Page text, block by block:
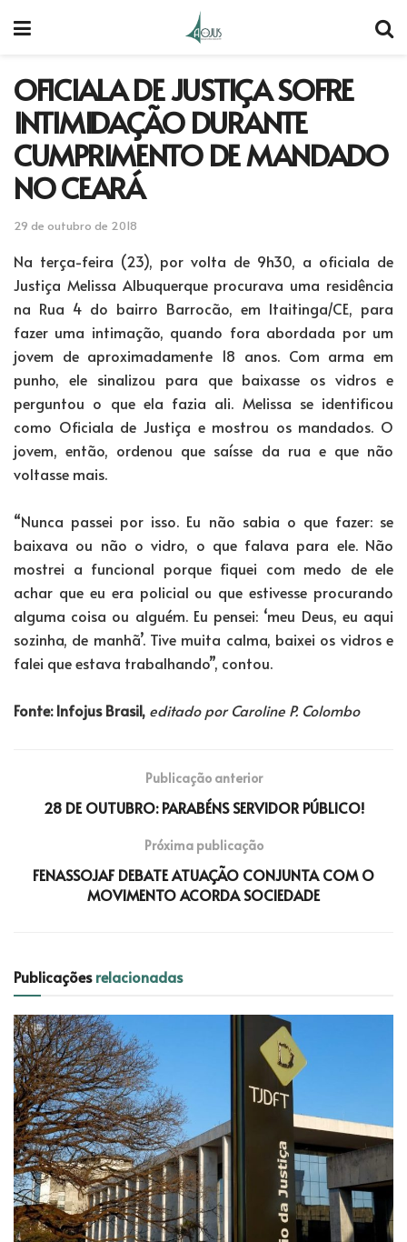
OFICIALA DE JUSTIÇA SOFRE
INTIMIDAÇÃO DURANTE
CUMPRIMENTO DE MANDADO
NO CEARÁ
29 de outubro de 2018
Na terça-feira (23), por volta de 9h30, a oficiala de
Justiça Melissa Albuquerque procurava uma residência
na Rua 4 do bairro Barrocão, em Itaitinga/CE, para
fazer uma intimação, quando fora abordada por um
jovem de aproximadamente 18 anos. Com arma em
punho, ele sinalizou para que baixasse os vidros e
perguntou o que ela fazia ali. Melissa se identificou
como Oficiala de Justiça e mostrou os mandados. O
jovem, então, ordenou que saísse da rua e que não
voltasse mais.
“Nunca passei por isso. Eu não sabia o que fazer: se
baixava ou não o vidro, o que falava para ele. Não
mostrei a funcional porque fiquei com medo de ele
achar que eu era policial ou que estivesse procurando
alguma coisa ou alguém. Eu pensei: ‘meu Deus, eu aqui
sozinha, de manhã’. Tive muita calma, baixei os vidros e
falei que estava trabalhando”, contou.
Fonte: Infojus Brasil, editado por Caroline P. Colombo
Publicação anterior
28 DE OUTUBRO: PARABÉNS SERVIDOR PÚBLICO!
Próxima publicação
FENASSOJAF DEBATE ATUAÇÃO CONJUNTA COM O
MOVIMENTO ACORDA SOCIEDADE
Publicaçõesrelacionadas